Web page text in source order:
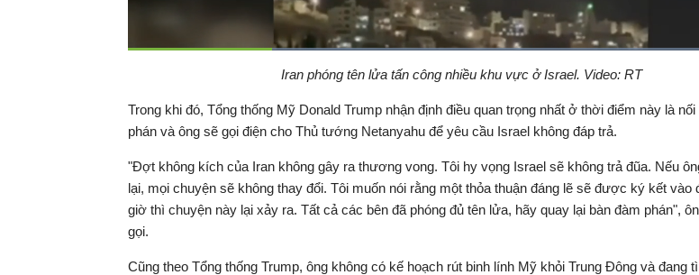
gian
tại
Duration
0:22
Đã
tải
100.00%
Iran phóng tên lửa tấn công nhiều khu vực ở Israel. Video: RT
Trong khi đó, Tổng thống Mỹ Donald Trump nhận định điều quan trọng nhất ở thời điểm này là
phán và ông sẽ gọi điện cho Thủ tướng Netanyahu để yêu cầu Israel không đáp trả.
"Đợt không kích của Iran không gây ra thương vong. Tôi hy vọng Israel sẽ không trả đũa. Nếu
lại, mọi chuyện sẽ không thay đổi. Tôi muốn nói rằng một thỏa thuận đáng lẽ sẽ được ký kết vào
giờ thì chuyện này lại xảy ra. Tất cả các bên đã phóng đủ tên lửa, hãy quay lại bàn đàm phán",
gọi.
Cũng theo Tổng thống Trump, ông không có kế hoạch rút binh lính Mỹ khỏi Trung Đông và đang